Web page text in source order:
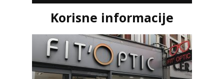
Korisne informacije